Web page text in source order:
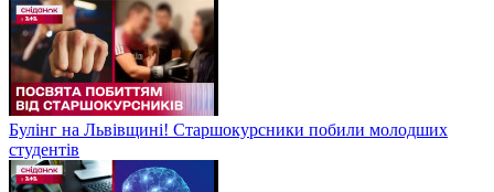
Булінг на Львівщині! Старшокурсники побили молодших
студентів